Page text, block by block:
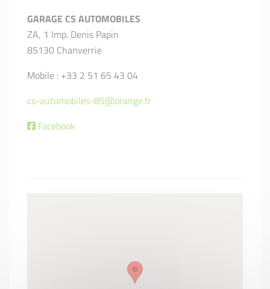
GARAGE CS AUTOMOBILES
ZA, 1 Imp. Denis Papin
85130 Chanverrie
Mobile : +33 2 51 65 43 04
cs-automobiles-85@orange.fr
Facebook